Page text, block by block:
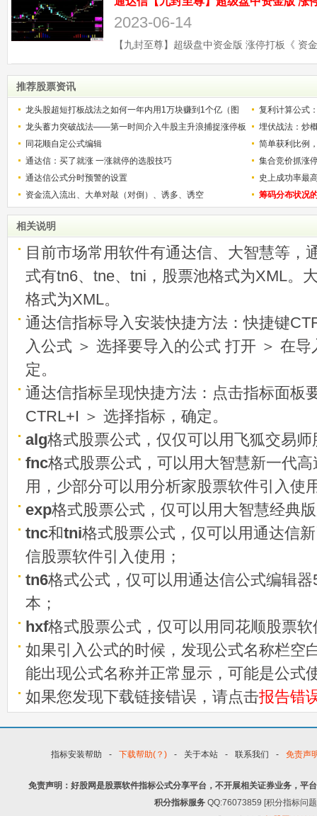
2023-06-14
推荐股票资讯
龙头股超短打板战法之如何一年内用1万块赚到1个亿（图
解）
复利计算公式
少？
龙头蓄力突破战法——第一时间介入牛股主升浪捕捉涨停板
的技巧（图解）
埋伏战法：炒
同花顺自定公式编辑
简单获利比例
用
通达信：买了就涨 一涨就停的选股技巧
集合竞价抓涨
通达信公式分时预警的设置
史上成功率最
称选股法宝！
资金流入流出、大单对敲（对倒）、诱多、诱空 筹码分布状况
相关说明
目前市场常用软件有通达信、大智慧等，
式有tn6、tne、tni，股票池格式为XML。
格式为XML。
通达信指标导入安装快捷方法：快捷键
入公式 ＞ 选择要导入的公式 打开 ＞ 在
定。
通达信指标呈现快捷方法：点击指标面板
CTRL+I ＞ 选择指标，确定。
alg格式股票公式，仅仅可以用飞狐交易
fnc格式股票公式，可以用大智慧新一代
用，少部分可以用分析家股票软件引入使
exp格式股票公式，仅可以用大智慧经典
tnc和tni格式股票公式，仅可以用通达信
信股票软件引入使用；
tn6格式公式，仅可以用通达信公式编辑
本；
hxf格式股票公式，仅可以用同花顺股票
如果引入公式的时候，发现公式名称栏空
能出现公式名称并正常显示，可能是公式
如果您发现下载链接错误，请点击报告错
指标安装帮助 - 下载帮助(？) - 关于本站 - 联系我们 - 免责声
免责声明：好股网是股票软件指标公式分享平台，不开展相关证券业务，平
积分指标服务 QQ:76073859 [积分指标问